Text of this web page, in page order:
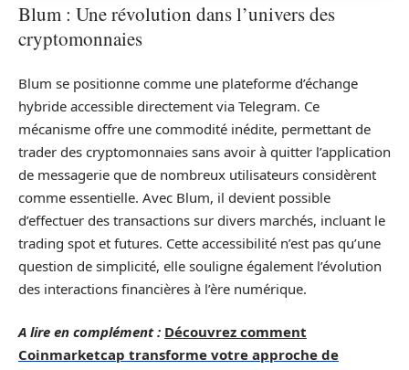
Blum : Une révolution dans l’univers des
cryptomonnaies
Blum se positionne comme une plateforme d’échange
hybride accessible directement via Telegram. Ce
mécanisme offre une commodité inédite, permettant de
trader des cryptomonnaies sans avoir à quitter l’application
de messagerie que de nombreux utilisateurs considèrent
comme essentielle. Avec Blum, il devient possible
d’effectuer des transactions sur divers marchés, incluant le
trading spot et futures. Cette accessibilité n’est pas qu’une
question de simplicité, elle souligne également l’évolution
des interactions financières à l’ère numérique.
A lire en complément : Découvrez comment
Coinmarketcap transforme votre approche de